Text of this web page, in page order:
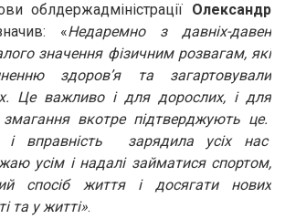
облдержадміністрації Олександр
«Недаремно з давніх-давен
значення фізичним розвагам, які
здоров’я та загартовували
Це важливо і для дорослих, і для
змагання вкотре підтверджують це.
і вправність зарядила усіх нас
усім і надалі займатися спортом,
спосіб життя і досягати нових
та у житті».